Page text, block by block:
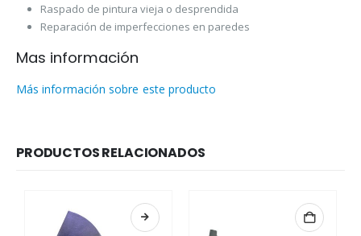
Raspado de pintura vieja o desprendida
Reparación de imperfecciones en paredes
Mas información
Más información sobre este producto
PRODUCTOS RELACIONADOS